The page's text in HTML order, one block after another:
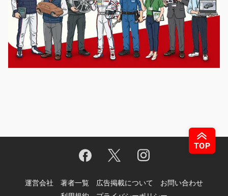
運営会社 著者一覧 広告掲載について
お問い合わせ